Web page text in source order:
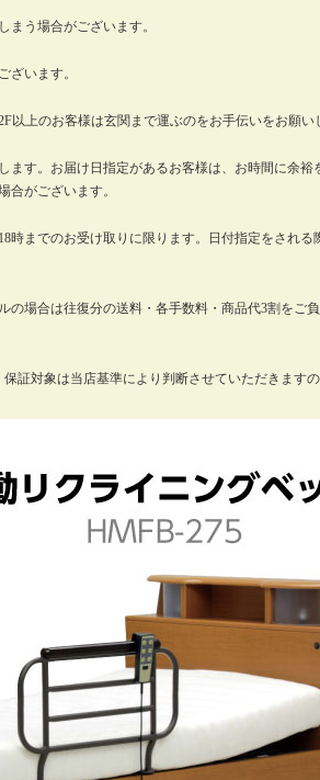
まう場合がございます。
ざいます。
上のお客様は玄関まで運ぶのをお手伝いをお願い
す。お届け日指定があるお客様は、お時間に余
合がございます。
時までのお受け取りに限ります。日付指定をされ
場合は往復分の送料・各手数料・商品代3割をご
証対象は当店基準により判断させていただきます